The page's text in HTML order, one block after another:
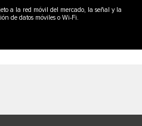
a la red móvil del mercado, la señal y la
de datos móviles o Wi-Fi.